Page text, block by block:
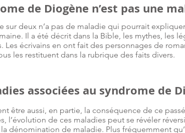
de Diogène n’est pas une
sur deux n’a pas de maladie qui pourrait
Il a été décrit dans la Bible, les mythes, les
Les écrivains en ont fait des personnages de
les restituent dans la rubrique des faits divers.
associées au syndrome de
être aussi, en partie, la conséquence de ce
l’évolution de ces maladies peut se révéler
dénomination de maladie. Plus fréquemment